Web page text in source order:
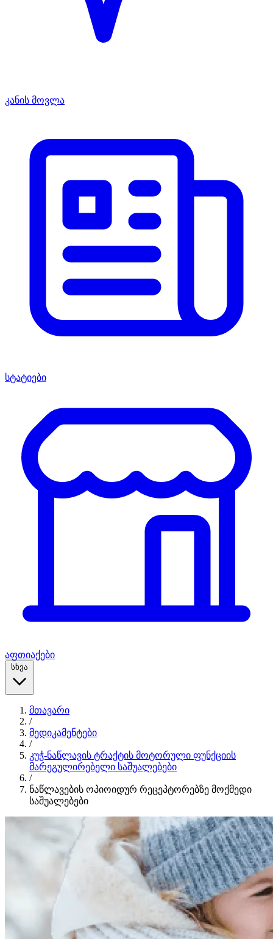
კანის მოვლა
სტატიები
აფთიაქები
სხვა
მთავარი
/
მედიკამენტები
/
კუჭ-ნაწლავის ტრაქტის მოტორული ფუნქციის
მარეგულირებელი საშუალებები
/
ნაწლავების ოპიოიდურ რეცეპტორებზე მოქმედი
საშუალებები